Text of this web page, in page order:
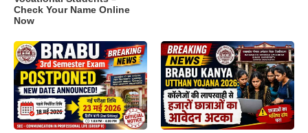
Check Your Name Online
Now